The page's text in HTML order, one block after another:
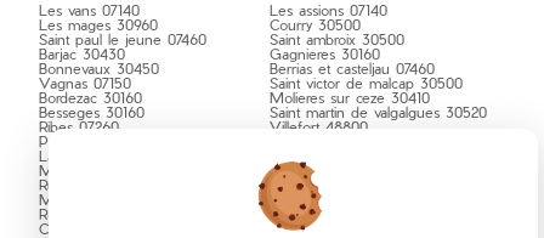
Les vans 07140
Les assions 07140
Les mages 30960
Courry 30500
Saint paul le jeune 07460
Saint ambroix 30500
Barjac 30430
Gagnieres 30160
Bonnevaux 30450
Berrias et casteljau 07460
Vagnas 07150
Saint victor de malcap 30500
Bordezac 30160
Molieres sur ceze 30410
Besseges 30160
Saint martin de valgalgues 30520
Ribes 07260
Villefort 48800
Peyremale 30160
Lablachere 07230
Malbosc 07140
Vinezac 07110
Ruoms 07120
Beaulieu 07460
Meyrannes 30410
Gravieres 07140
Rosieres 07260
Malarce sur la thines 07140
Chambonas 07140
Joyeuse 07260